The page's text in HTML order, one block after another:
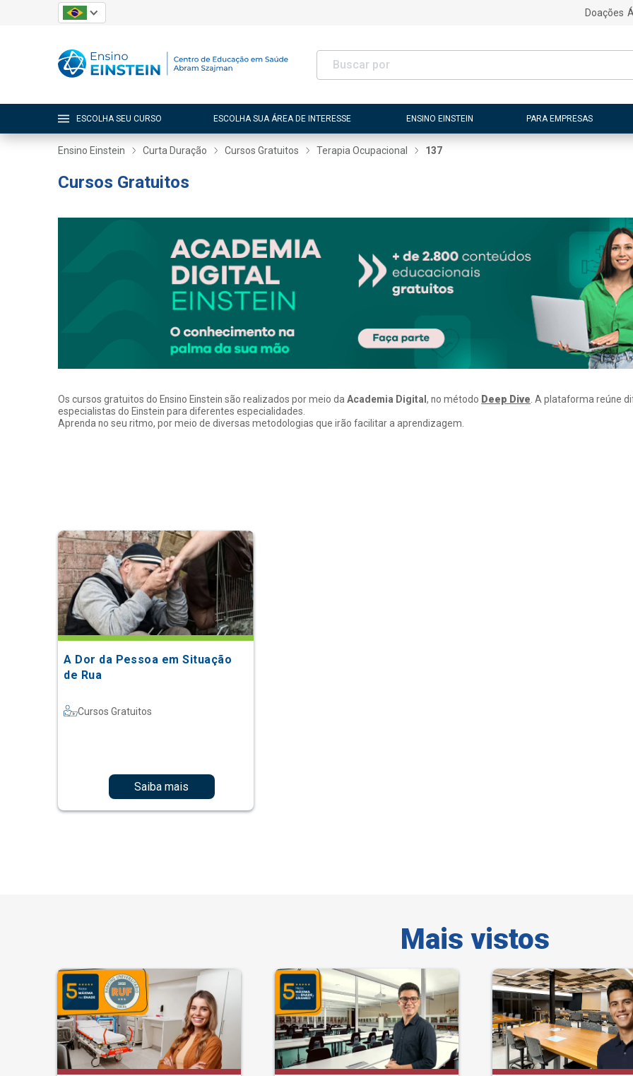
Doações
ESCOLHA SEU CURSO ESCOLHA SUA ÁREA DE INTERESSE ENSINO EINSTEIN PARA EMPRESAS
Ensino Einstein Curta Duração Cursos Gratuitos Terapia Ocupacional 137
Cursos Gratuitos
Os cursos gratuitos do Ensino Einstein são realizados por meio daAcademia Digital, no método Deep Dive. A plataforma reúne
especialistas do Einstein para diferentes especialidades.
Aprenda no seu ritmo, por meio de diversas metodologias que irão facilitar a aprendizagem.
A Dor da Pessoa em Situação
de Rua
Cursos Gratuitos
Saiba mais
Mais vistos